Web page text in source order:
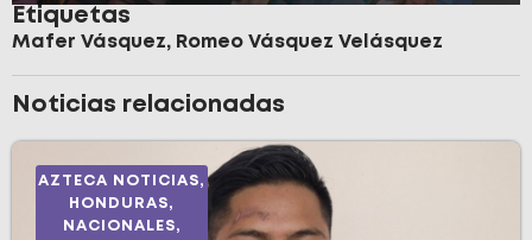
Etiquetas
Mafer Vásquez, Romeo Vásquez Velásquez
Noticias relacionadas
AZTECA NOTICIAS,
HONDURAS,
NACIONALES,